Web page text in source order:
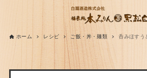
ホーム レシピ ご飯・丼・麺類 呑みほすう